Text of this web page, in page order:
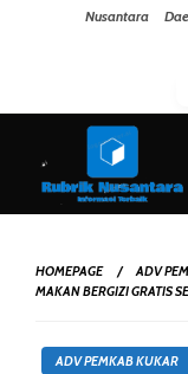
Nusantara
HOMEPAGE
ADV
MAKAN BERGIZI GRATIS
ADV PEMKAB KUKAR